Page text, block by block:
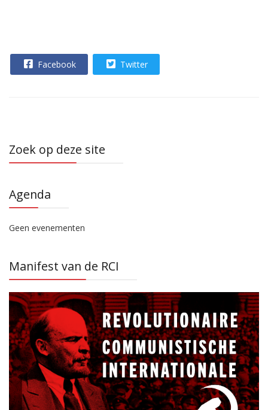
Facebook Twitter
Zoek op deze site
Agenda
Geen evenementen
Manifest van de RCI